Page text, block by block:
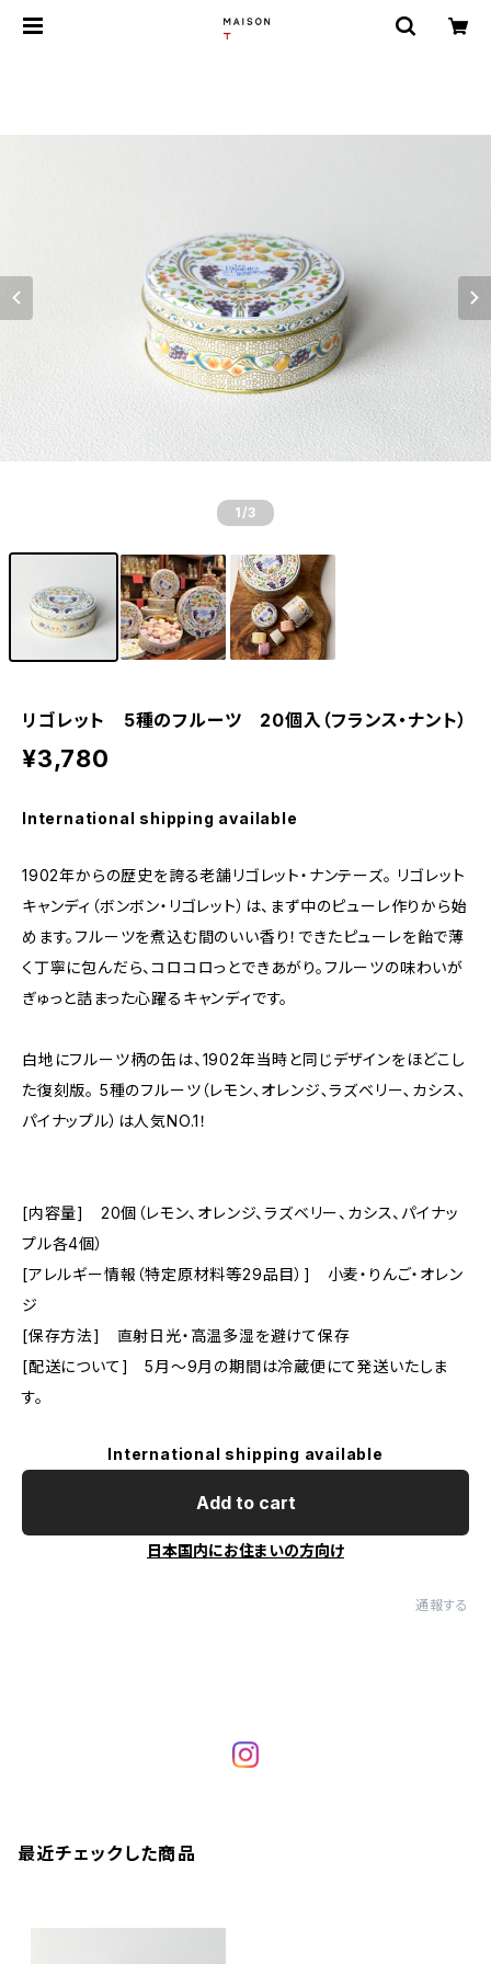
1 /3
リゴレット 5種のフルーツ 20個入（フランス・ナント）
¥3,780
International shipping available
1902年からの歴史を誇る老舗リゴレット・ナンテーズ。 リゴレット
キャンディ（ボンボン・リゴレット）は、まず中のピューレ作りから始
めます。フルーツを煮込む間のいい香り！できたピューレを飴で薄
く丁寧に包んだら、コロコロっとできあがり。フルーツの味わいが
ぎゅっと詰まった心躍るキャンディです。
白地にフルーツ柄の缶は、1902年当時と同じデザインをほどこし
た復刻版。 5種のフルーツ（レモン､オレンジ､ラズベリー､カシス､
パイナップル）は人気NO.1！
[内容量] 20個（レモン、オレンジ、ラズベリー、カシス、パイナッ
プル各4個）
[アレルギー情報（特定原材料等29品目）] 小麦・りんご・オレン
ジ
[保存方法] 直射日光・高温多湿を避けて保存
[配送について] 5月～9月の期間は冷蔵便にて発送いたしま
す。
International shipping available
Add to cart
日本国内にお住まいの方向け
通報する
最近チェックした商品